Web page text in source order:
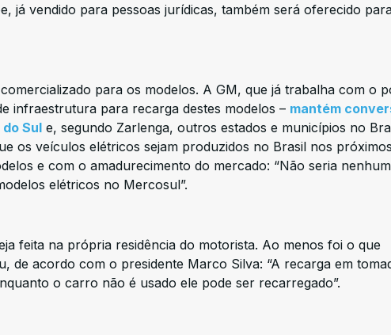
já vendido para pessoas jurídicas, também será oferecido
para os modelos. A GM, que já trabalha com o
infraestrutura para recarga destes modelos – mantém
Sul e, segundo Zarlenga, outros estados e municípios no
os veículos elétricos sejam produzidos no Brasil nos próximos
e com o amadurecimento do mercado: “Não seria
elétricos no Mercosul”.
feita na própria residência do motorista. Ao menos foi o que
de acordo com o presidente Marco Silva: “A recarga em
o carro não é usado ele pode ser recarregado”.